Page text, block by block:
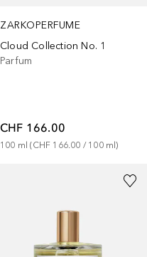
ZARKOPERFUME
Cloud Collection No. 1
Parfum
CHF 166.00
100 ml (CHF 166.00 / 100 ml)